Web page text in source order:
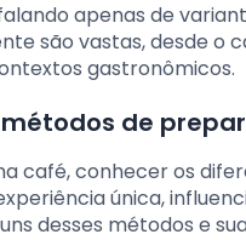
apenas de
são vastas, desde o
gastronômicos.
de
café, conhecer os
única,
desses métodos e